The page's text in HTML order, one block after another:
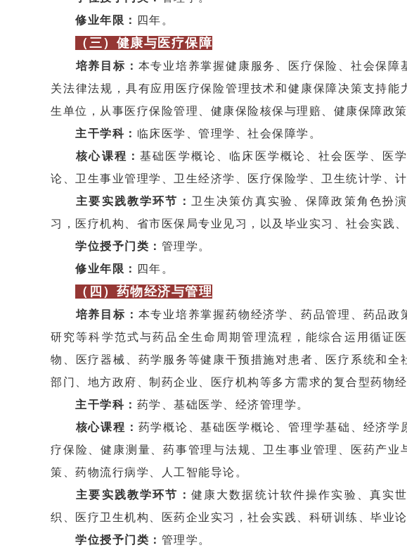
修业年限：
四年。
（三）健康与医疗保障
培养目标： 本专业培养掌握健康服务、医疗保险、社会保
关法律法规，具有应用医疗保险管理技术和健康保障决策支持
生单位，从事医疗保险管理、健康保险核保与理赔、健康保障政
主干学科： 临床医学、管理学、社会保障学。
核心课程：基础医学概论、临床医学概论、社会医学、医
论、卫生事业管理学、卫生经济学、医疗保险学、卫生统计学、
主要实践教学环节： 卫生决策仿真实验、保障政策角色扮
习，医疗机构、省市医保局专业见习，以及毕业实习、社会实践
学位授予门类： 管理学。
修业年限：
四年。
（四） 药物经济与管理
培养目标： 本专业培养掌握药物经济学、药品管理、药品
研究等科学范式与药品全生命周期管理流程，能综合运用循证
物、医疗器械、药学服务等健康干预措施对患者、医疗系统和
部门、地方政府、制药企业、医疗机构等多方需求的复合型药物经
主干学科： 药学、基础医学、经济管理学。
核心课程： 药学概论、基础医学概论、管理学基础、经济
疗保险、健康测量、药事管理与法规、卫生事业管理、医药产
策、药物流行病学、人工智能导论。
主要实践教学环节： 健康大数据统计软件操作实验、真实
织、医疗卫生机构、医药企业实习，社会实践、科研训练、毕业论
学位授予门类： 管理学。